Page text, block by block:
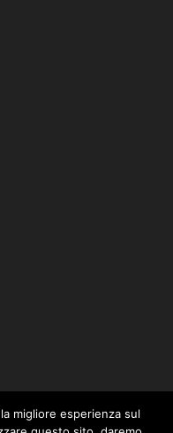
migliore esperienza sul